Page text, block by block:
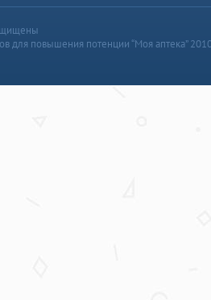
для повышения потенции “Моя аптека”